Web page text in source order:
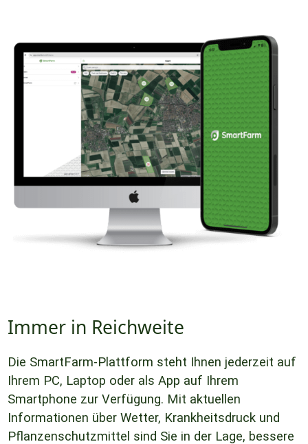
Immer in Reichweite
Die SmartFarm-Plattform steht Ihnen jederzeit auf
Ihrem PC, Laptop oder als App auf Ihrem
Smartphone zur Verfügung. Mit aktuellen
Informationen über Wetter, Krankheitsdruck und
Pflanzenschutzmittel sind Sie in der Lage, bessere